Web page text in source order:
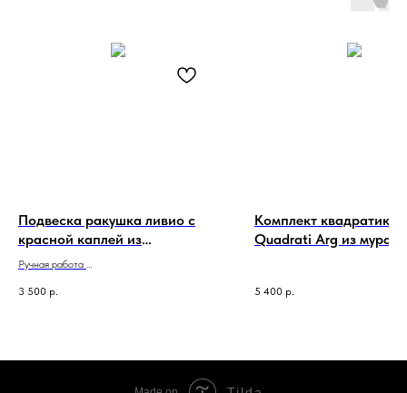
Подвеска ракушка ливио с
красной каплей из
муранского стекла
Ручная работа
3 500 р.
Комплект квадратики
Quadrati Arg из
5 400 р.